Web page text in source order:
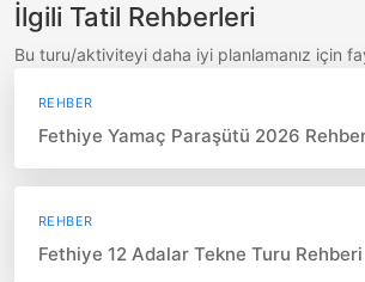
İlgili Tatil Rehberleri
Bu turu/aktiviteyi daha iyi planlamanız için
REHBER
Fethiye Yamaç Paraşütü 2026
REHBER
Fethiye 12 Adalar Tekne Turu Rehberi